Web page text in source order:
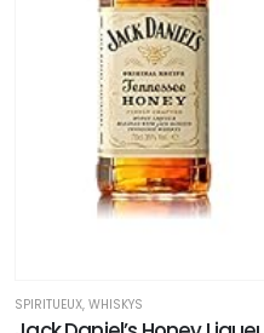
SPIRITUEUX,WHISKYS